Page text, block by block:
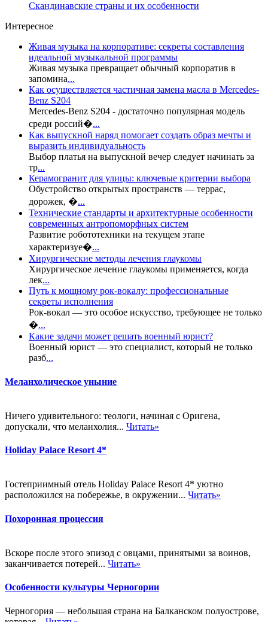
Скандинавские страны и их особенности
Интересное
Живая музыка на корпоративе: секреты составления
идеальной музыкальной программы
Живая музыка превращает обычный корпоратив в
запомина...
Как осуществляется частичная замена масла в Mercedes-
Benz S204
Mercedes-Benz S204 - достаточно популярная модель
среди россий�...
Как выпускной наряд помогает создать образ мечты и
выразить индивидуальность
Выбор платья на выпускной вечер следует начинать за
тр...
Керамогранит для улицы: ключевые критерии выбора
Обустройство открытых пространств — террас,
дорожек, �...
Технические стандарты и архитектурные особенности
современных антропоморфных систем
Развитие робототехники на текущем этапе
характеризуе�...
Хирургические методы лечения глаукомы
Хирургическое лечение глаукомы применяется, когда
лек...
Путь к мощному рок-вокалу: профессиональные
секреты исполнения
Рок-вокал — это особое искусство, требующее не только
�...
Какие задачи может решать военный юрист?
Военный юрист — это специалист, который не только
разб...
Меланхолическое уныние
Ничего удивительного: теологи, начиная с Оригена,
допускали, что меланхолия... Читать»
Holiday Palace Resort 4*
Гостеприимный отель Holiday Palace Resort 4* уютно
расположился на побережье, в окружении... Читать»
Похоронная процессия
Вскоре после этого эпизод с овцами, принятыми за воинов,
заканчивается потерей... Читать»
Особенности культуры Черногории
Черногория — небольшая страна на Балканском полуострове,